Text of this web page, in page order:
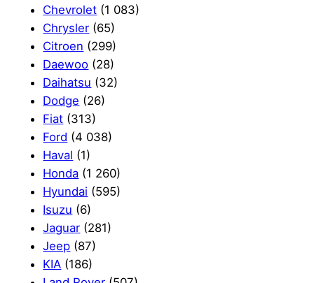
Chevrolet (1 083)
Chrysler (65)
Citroen (299)
Daewoo (28)
Daihatsu (32)
Dodge (26)
Fiat (313)
Ford (4 038)
Haval (1)
Honda (1 260)
Hyundai (595)
Isuzu (6)
Jaguar (281)
Jeep (87)
KIA (186)